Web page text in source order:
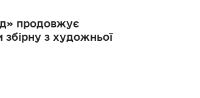
продовжує
збірну з художньої